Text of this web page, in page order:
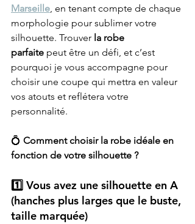
Marseille, en tenant compte de chaque
morphologie pour sublimer votre
silhouette. Trouver la robe
parfaite peut être un défi, et c’est
pourquoi je vous accompagne pour
choisir une coupe qui mettra en valeur
vos atouts et reflétera votre
personnalité.
💍 Comment choisir la robe idéale en
fonction de votre silhouette ?
1️⃣ Vous avez une silhouette en A
(hanches plus larges que le buste,
taille marquée)